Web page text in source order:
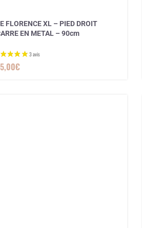
FLORENCE XL – PIED DROIT
EN METAL – 90cm
€